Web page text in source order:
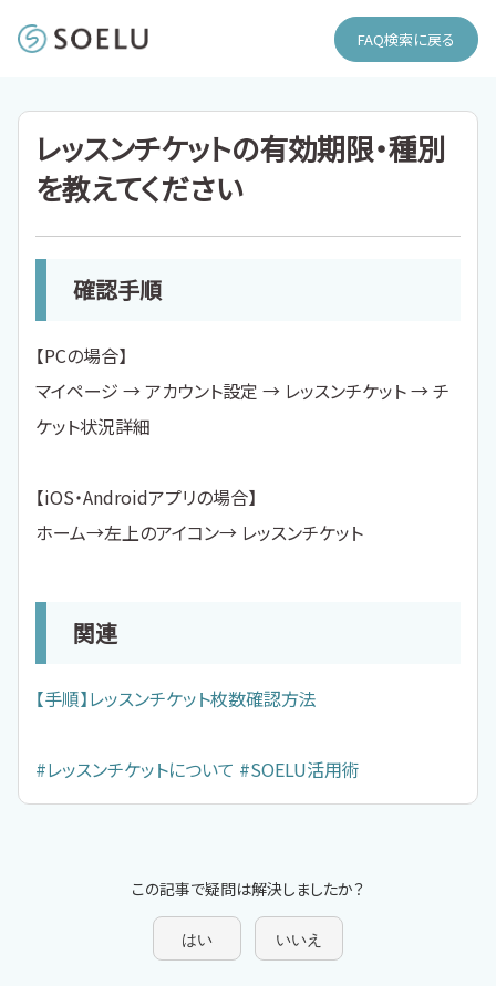
FAQ検索に戻る
レッスンチケットの有効期限・種別
を教えてください
確認手順
【PCの場合】
マイページ → アカウント設定 → レッスンチケット → チ
ケット状況詳細
【iOS・Androidアプリの場合】
ホーム→左上のアイコン→ レッスンチケット
関連
【手順】レッスンチケット枚数確認方法
#レッスンチケットについて #SOELU活用術
この記事で疑問は解決しましたか？
はい いいえ